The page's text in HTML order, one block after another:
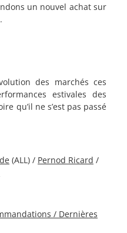
un nouvel achat sur
des marchés ces
estivales des
qu’il ne s’est pas passé
(ALL) / Pernod Ricard /
/ Dernières